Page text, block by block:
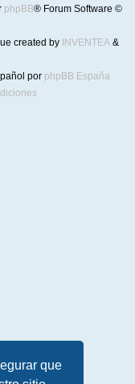
que
phpBB® Forum Software ©
created by INVENTEA &
por phpBB España